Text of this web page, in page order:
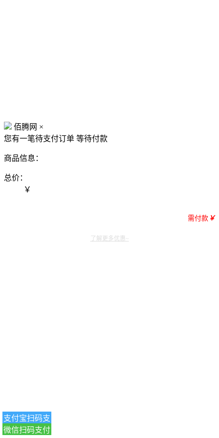
佰腾网 ×
您有一笔待支付订单 等待付款
商品信息：
总价：
￥
需付款 ￥
支付宝扫码支
付
微信扫码支付
了解更多优惠~